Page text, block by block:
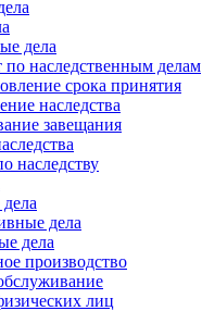
дела
по наследственным делам
срока принятия
наследства
завещания
наследству
дела
дела
производство
лиц